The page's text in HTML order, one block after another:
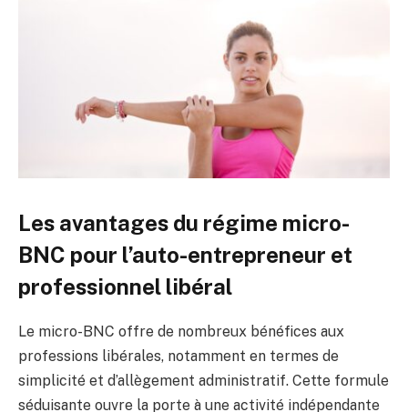
Les avantages du régime micro-
BNC pour l’auto-entrepreneur et
professionnel libéral
Le micro-BNC offre de nombreux bénéfices aux
professions libérales, notamment en termes de
simplicité et d’allègement administratif. Cette formule
séduisante ouvre la porte à une activité indépendante